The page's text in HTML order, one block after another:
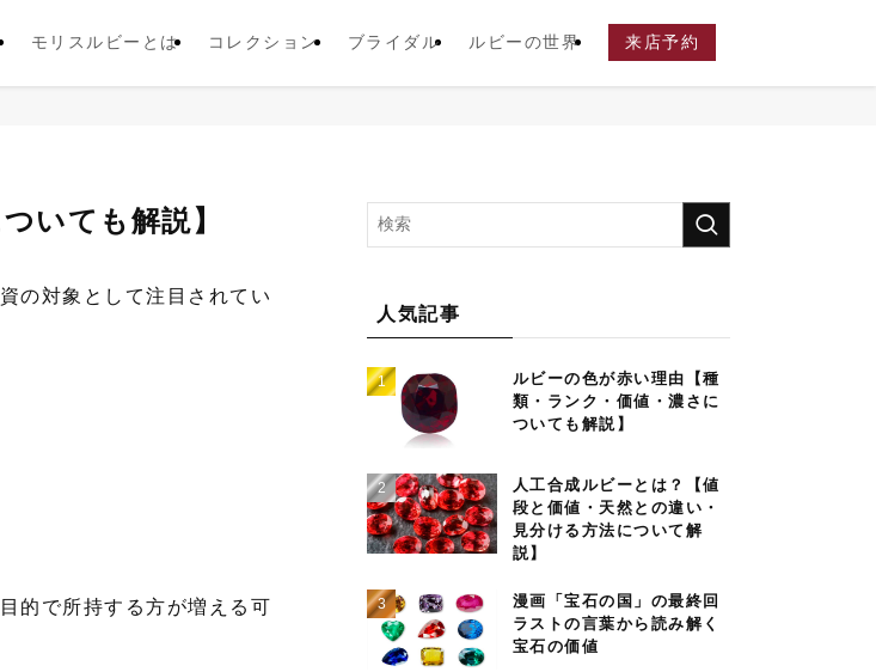
モリスルビーとは コレクション ブライダル ルビーの世界 来店予約
いても解説】
の対象として注目されてい
的で所持する方が増える可
人気記事
ルビーの色が赤い理由【種
類・ランク・価値・濃さに
ついても解説】
人工合成ルビーとは？【値
段と価値・天然との違い・
見分ける方法について解
説】
漫画「宝石の国」の最終回
ラストの言葉から読み解く
宝石の価値